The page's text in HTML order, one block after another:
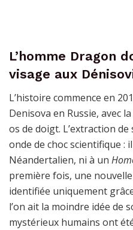
L’homme Dragon
visage aux
L’histoire commence en
Denisova en Russie, avec
os de doigt. L’extraction
onde de choc scientifique :
Néandertalien, ni à un
première fois, une
identifiée uniquement
l’on ait la moindre idée de
mystérieux humains ont